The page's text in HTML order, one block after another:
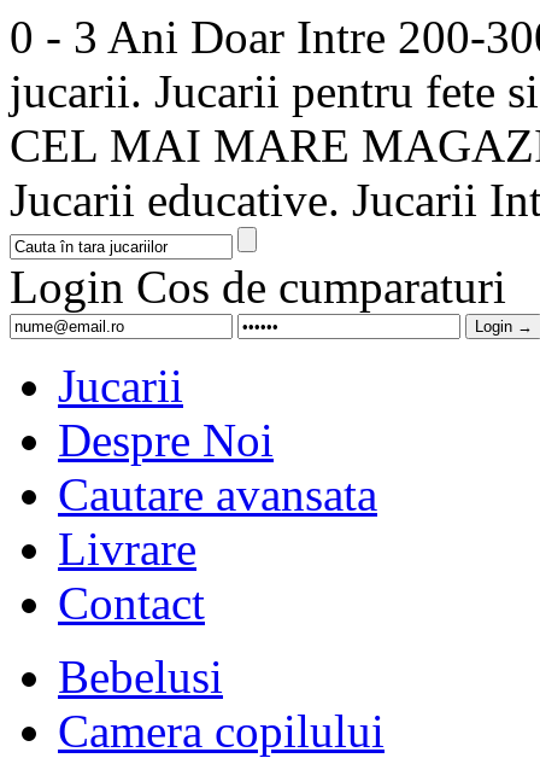
0 - 3 Ani Doar Intre 200-
jucarii. Jucarii pentru fete
CEL MAI MARE
Jucarii educative. Jucarii
Login Cos de cumparaturi
Jucarii
Despre Noi
Cautare avansata
Livrare
Contact
Bebelusi
Camera copilului